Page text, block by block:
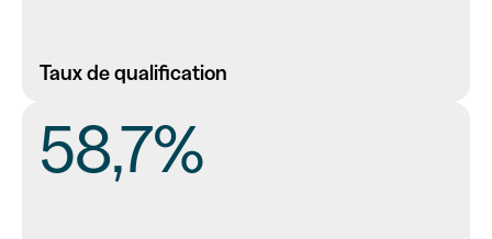
Taux de qualification
58,7%